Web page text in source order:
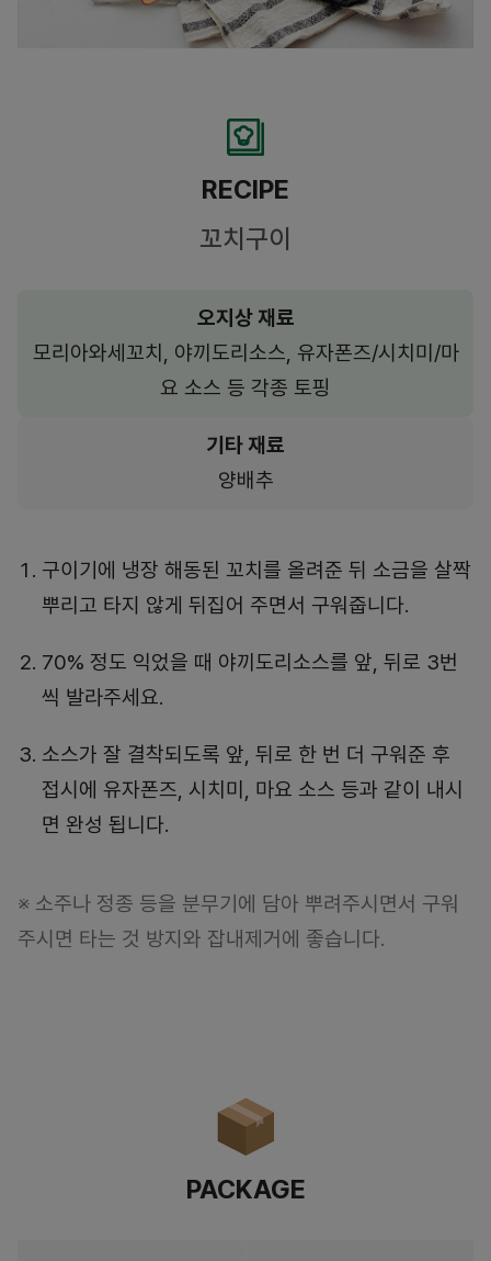
RECIPE
꼬치구이
오지상 재료
모리아와세꼬치, 야끼도리소스, 유자폰즈/시치미/마
요 소스 등 각종 토핑
기타 재료
양배추
구이기에 냉장 해동된 꼬치를 올려준 뒤 소금을 살짝
뿌리고 타지 않게 뒤집어 주면서 구워줍니다.
70% 정도 익었을 때 야끼도리소스를 앞, 뒤로 3번
씩 발라주세요.
소스가 잘 결착되도록 앞, 뒤로 한 번 더 구워준 후
접시에 유자폰즈, 시치미, 마요 소스 등과 같이 내시
면 완성 됩니다.
※ 소주나 정종 등을 분무기에 담아 뿌려주시면서 구워
주시면 타는 것 방지와 잡내제거에 좋습니다.
PACKAGE